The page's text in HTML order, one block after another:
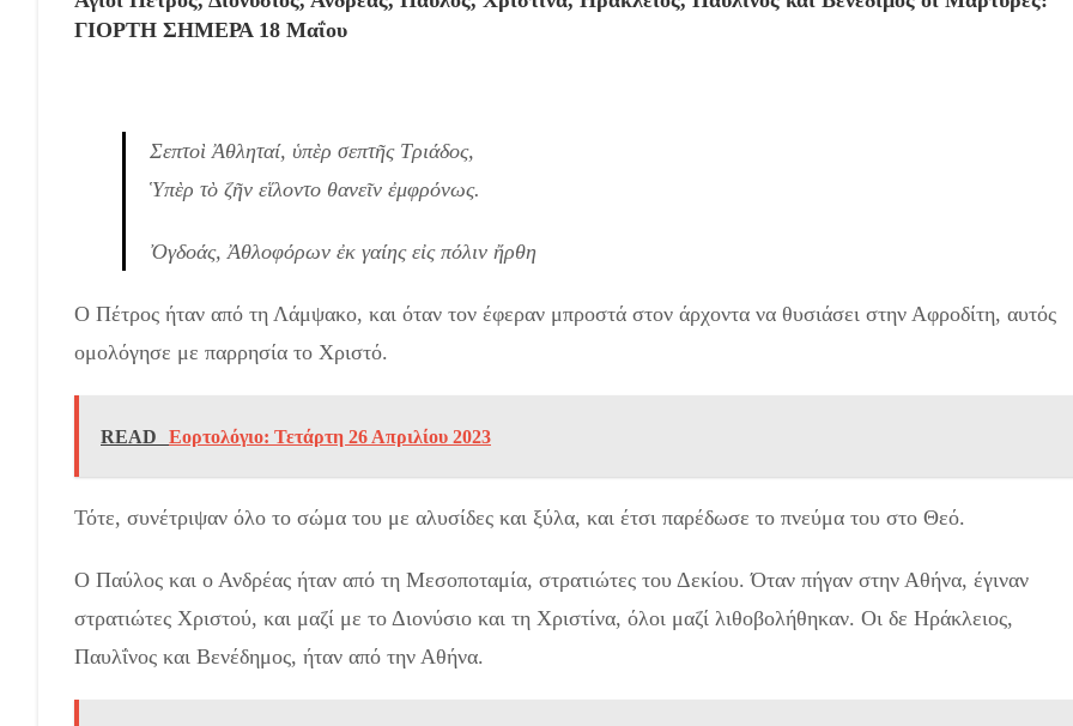
ΓΙΟΡΤΗ ΣΗΜΕΡΑ 18 Μαΐου
Σεπτοὶ Ἀθληταί, ὑπὲρ σεπτῆς Τριάδος,
Ὑπὲρ τὸ ζῆν εἵλοντο θανεῖν ἐμφρόνως.
Ὀγδοάς, Ἀθλοφόρων ἐκ γαίης εἰς πόλιν ἤρθη
Ο Πέτρος ήταν από τη Λάμψακο, και όταν τον έφεραν μπροστά στον άρχοντα να θυσιάσει στην Αφροδίτη, αυτός
ομολόγησε με παρρησία το Χριστό.
READ Εορτολόγιο: Τετάρτη 26 Απριλίου 2023
Τότε, συνέτριψαν όλο το σώμα του με αλυσίδες και ξύλα, και έτσι παρέδωσε το πνεύμα του στο Θεό.
Ο Παύλος και ο Ανδρέας ήταν από τη Μεσοποταμία, στρατιώτες του Δεκίου. Όταν πήγαν στην Αθήνα, έγιναν
στρατιώτες Χριστού, και μαζί με το Διονύσιο και τη Χριστίνα, όλοι μαζί λιθοβολήθηκαν. Οι δε Ηράκλειος,
Παυλΐνος και Βενέδημος, ήταν από την Αθήνα.